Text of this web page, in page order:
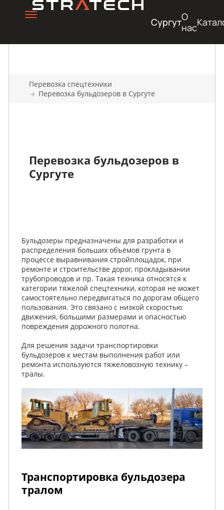
СургутО
нас
Перевозка спецтехники
Перевозка бульдозеров в Сургуте
Перевозка бульдозеров в
Сургуте
Бульдозеры предназначены для разработки и
распределения больших объёмов грунта в
процессе выравнивания стройплощадок, при
ремонте и строительстве дорог, прокладывании
трубопроводов и пр. Такая техника относятся к
категории тяжелой спецтехники, которая не может
самостоятельно передвигаться по дорогам общего
пользования. Это связано с низкой скоростью
движения, большими размерами и опасностью
повреждения дорожного полотна.
Для решения задачи транспортировки
бульдозеров к местам выполнения работ или
ремонта используются тяжеловозную технику –
тралы.
Транспортировка бульдозера
тралом